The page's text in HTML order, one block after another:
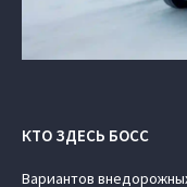
КТО ЗДЕСЬ БОСС
Вариантов